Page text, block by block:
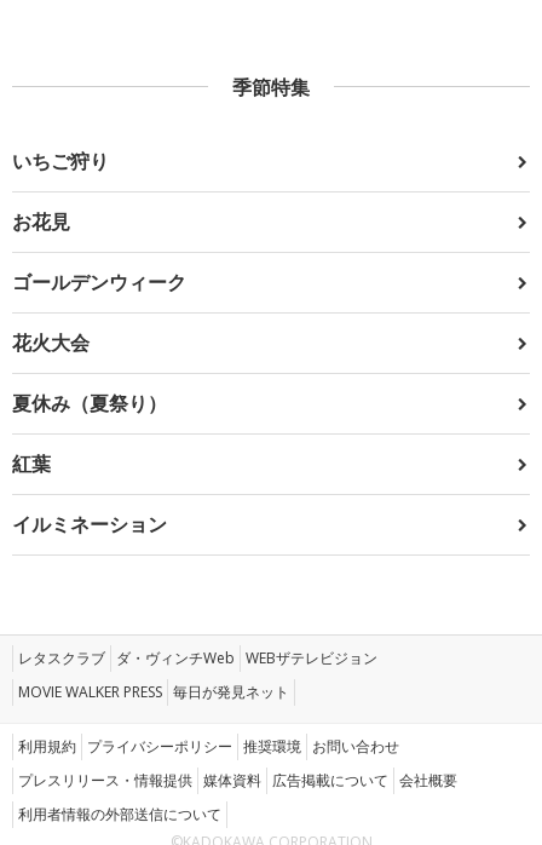
季節特集
いちご狩り
お花見
ゴールデンウィーク
花火大会
夏休み（夏祭り）
紅葉
イルミネーション
レタスクラブ ダ・ヴィンチWeb WEBザテレビジョン
MOVIE WALKER PRESS 毎日が発見ネット
利用規約 プライバシーポリシー 推奨環境 お問い合わせ
プレスリリース・情報提供 媒体資料 広告掲載について 会社概要
利用者情報の外部送信について